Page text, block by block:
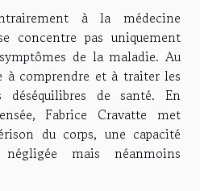
à la médecine
concentre pas uniquement
de la maladie. Au
à comprendre et à traiter les
déséquilibres de santé. En
Fabrice Cravatte met
du corps, une capacité
mais néanmoins